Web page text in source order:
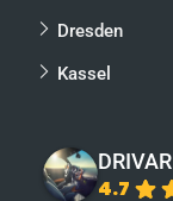
Dresden
Kassel
DRIVAR
4.7